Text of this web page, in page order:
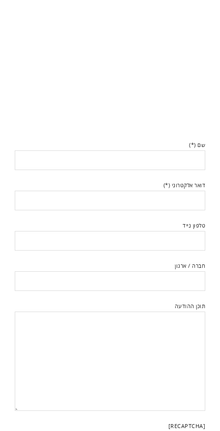
שם (*)
דואר אלקטרוני (*)
טלפון נייד
חברה / ארגון
תוכן ההודעה
[RECAPTCHA]